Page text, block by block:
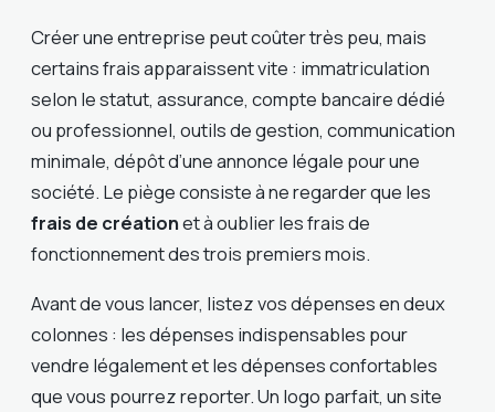
Créer une entreprise peut coûter très peu, mais
certains frais apparaissent vite : immatriculation
selon le statut, assurance, compte bancaire dédié
ou professionnel, outils de gestion, communication
minimale, dépôt d’une annonce légale pour une
société. Le piège consiste à ne regarder que les
frais de créationet à oublier les frais de
fonctionnement des trois premiers mois.
Avant de vous lancer, listez vos dépenses en deux
colonnes : les dépenses indispensables pour
vendre légalement et les dépenses confortables
que vous pourrez reporter. Un logo parfait, un site